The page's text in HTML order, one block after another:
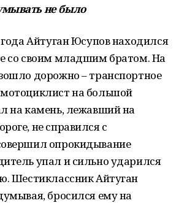
не было
года Айтуган Юсупов находился
со своим младшим братом. На
дорожно – транспортное
на большой
на камень, лежавший на
не справился с
опрокидывание
упал и сильно ударился
Шестиклассник Айтуган
бросился ему на